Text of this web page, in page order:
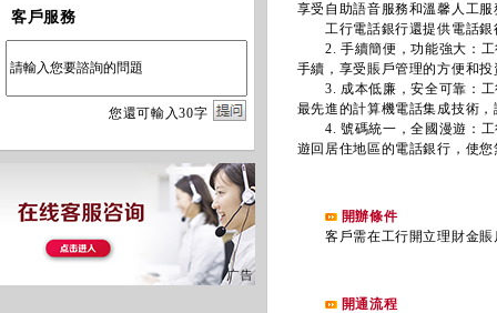
客戶服務
您還可輸入30字
享受自助語音服務和溫馨人工
工行電話銀行還提供電話銀
2. 手續簡便，功能強大：工
手續，享受賬戶管理的方便和
3. 成本低廉，安全可靠：工
最先進的計算機電話集成技術
4. 號碼統一，全國漫遊：工
遊回居住地區的電話銀行，使
開辦條件
客戶需在工行開立理財金賬
開通流程